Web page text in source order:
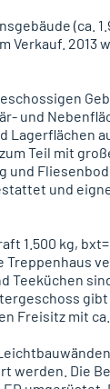
(ca.
Verkauf. 2013
und
Lagerflächen
Teil mit
und
und
1.500 kg,
Treppenhaus
Teeküchen
Freisitz mit ca.
werden. Die